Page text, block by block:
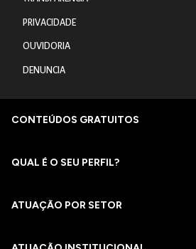
PRIVACIDADE
OUVIDORIA
DENUNCIA
CONTEÚDOS GRATUITOS
QUAL É O SEU PERFIL?
ATUAÇÃO POR SETOR